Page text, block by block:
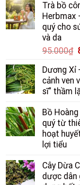
Trà bồ
Herbmax
quý cho
và da
95.000₫
Dương Xỉ
cảnh ven
sĩ” thầm
Bồ
quý từ
hoạt
lợi tiểu
Cây Dừa
dược dân